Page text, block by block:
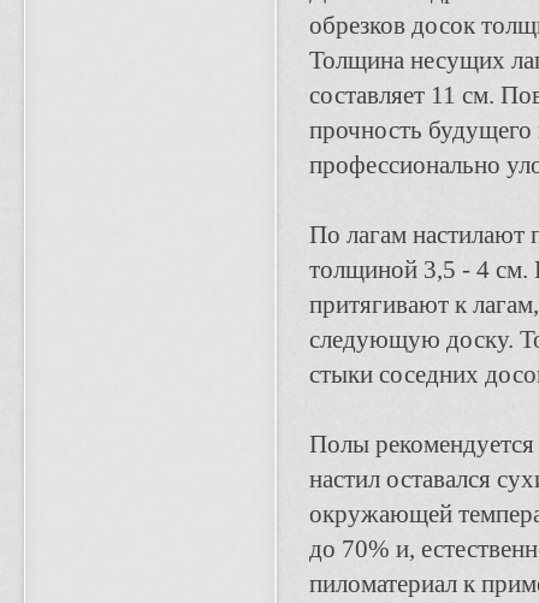
обрезков досок
Толщина несущих
составляет 11 см.
прочность будущего
профессионально
По лагам настилают
толщиной 3,5 - 4 см.
притягивают к
следующую доску.
стыки соседних
Полы
настил оставался
окружающей
до 70% и,
пиломатериал к